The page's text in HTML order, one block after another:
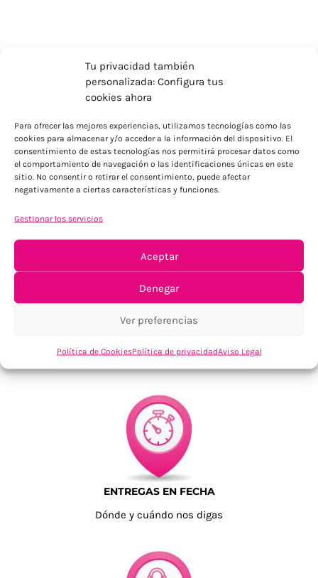
Tu privacidad también
personalizada: Configura tus
cookies ahora
Para ofrecer las mejores experiencias, utilizamos tecnologías como las
cookies para almacenar y/o acceder a la información del dispositivo. El
consentimiento de estas tecnologías nos permitirá procesar datos como
el comportamiento de navegación o las identificaciones únicas en este
sitio. No consentir o retirar el consentimiento, puede afectar
negativamente a ciertas características y funciones.
Gestionar los servicios
Aceptar
Denegar
Ver preferencias
Política de CookiesPolítica de privacidadAviso Legal
ENVÍOS ECONÓMICOS
Tu confianza, nuestro objetivo
ENTREGAS EN FECHA
Dónde y cuándo nos digas